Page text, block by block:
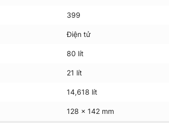
399
Điện tử
80 lít
21 lít
14,618 lít
128 x 142 mm